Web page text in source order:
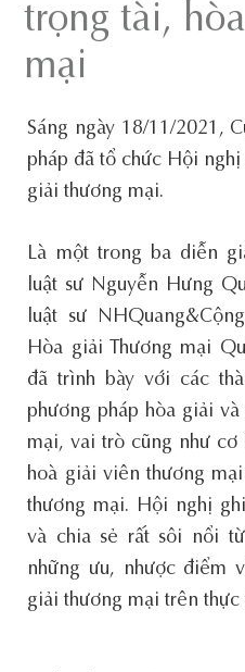
trọng tài,
mại
Sáng ngày 18/11/2021,
pháp đã tổ chức Hội
giải thương mại.
Là một trong ba diễn
luật sư Nguyễn Hưng
luật sư
Hòa giải Thương mại
đã trình bày với các
phương pháp hòa giải
mại, vai trò cũng như cơ
hoà giải viên thương
thương mại. Hội nghị
và chia sẻ rất sôi nổi
những ưu, nhược điểm
giải thương mại trên thực